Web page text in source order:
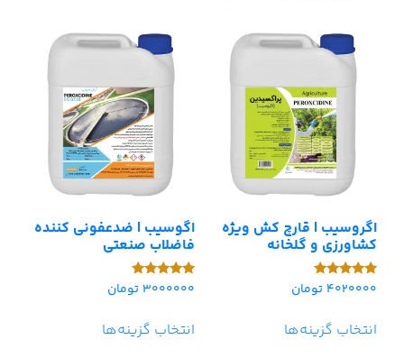
اگروسیب | قارچ کش ویژه
کشاورزی و گلخانه
امتیاز
4020000 تومان
انتخاب گزینه‌ها
اگوسیب | ضدعفونی کننده
فاضلاب صنعتی
امتیاز
3000000 تومان
انتخاب گزینه‌ها